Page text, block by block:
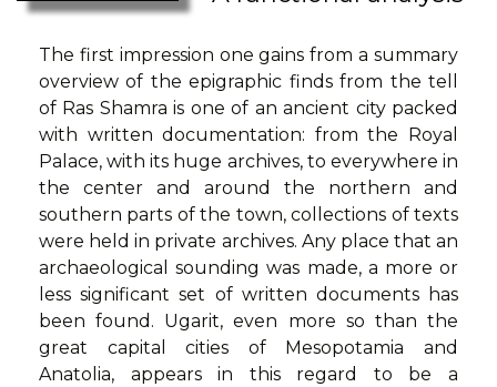
The first impression one gains from a summary
overview of the epigraphic finds from the tell
of Ras Shamra is one of an ancient city packed
with written documentation: from the Royal
Palace, with its huge archives, to everywhere in
the center and around the northern and
southern parts of the town, collections of texts
were held in private archives. Any place that an
archaeological sounding was made, a more or
less significant set of written documents has
been found. Ugarit, even more so than the
great capital cities of Mesopotamia and
Anatolia, appears in this regard to be a